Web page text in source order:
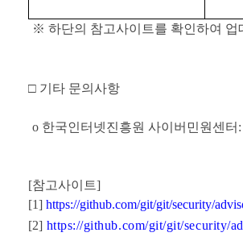
※ 하단의 참고사이트를 확인하여 업
□ 기타 문의사항
o 한국인터넷진흥원 사이버민원센터 :
[참고사이트]
[1] https://github.com/git/git/security/
[2] https://github.com/git/git/security/